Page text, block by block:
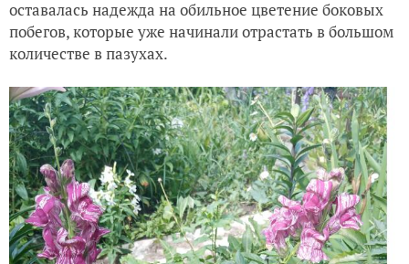
оставалась надежда на обильное цветение боковых
побегов, которые уже начинали отрастать в большом
количестве в пазухах.